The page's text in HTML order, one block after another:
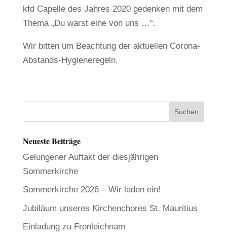
kfd Capelle des Jahres 2020 gedenken mit dem
Thema „Du warst eine von uns …“.
Wir bitten um Beachtung der aktuellen Corona-
Abstands-Hygieneregeln.
Neueste Beiträge
Gelungener Auftakt der diesjährigen
Sommerkirche
Sommerkirche 2026 – Wir laden ein!
Jubiläum unseres Kirchenchores St. Mauritius
Einladung zu Fronleichnam